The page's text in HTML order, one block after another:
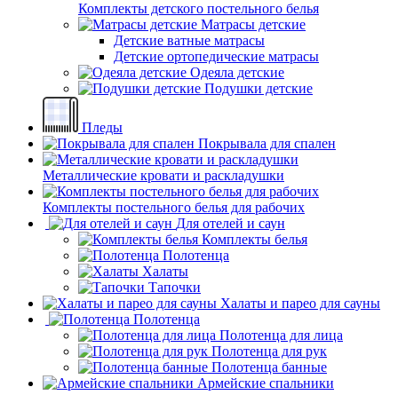
Комплекты детского постельного белья
Матрасы детские
Детские ватные матрасы
Детские ортопедические матрасы
Одеяла детские
Подушки детские
Пледы
Покрывала для спален
Металлические кровати и раскладушки
Комплекты постельного белья для рабочих
Для отелей и саун
Комплекты белья
Полотенца
Халаты
Тапочки
Халаты и парео для сауны
Полотенца
Полотенца для лица
Полотенца для рук
Полотенца банные
Армейские спальники